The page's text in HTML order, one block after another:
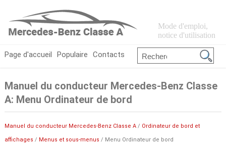
Mode d'emploi,
notice d'utilisation
Page d'accueil Populaire Contacts
Manuel du conducteur Mercedes-Benz Classe
A: Menu Ordinateur de bord
Manuel du conducteur Mercedes-Benz Classe A/ Ordinateur de bord et
affichages / Menus et sous-menus / Menu Ordinateur de bord